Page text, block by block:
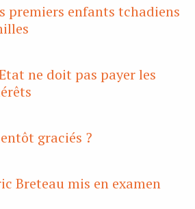
premiers enfants tchadiens
ne doit pas payer les
graciés ?
Breteau mis en examen